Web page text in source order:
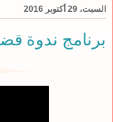
السبت، 29 أكتوبر 2016
برنامج ندوة